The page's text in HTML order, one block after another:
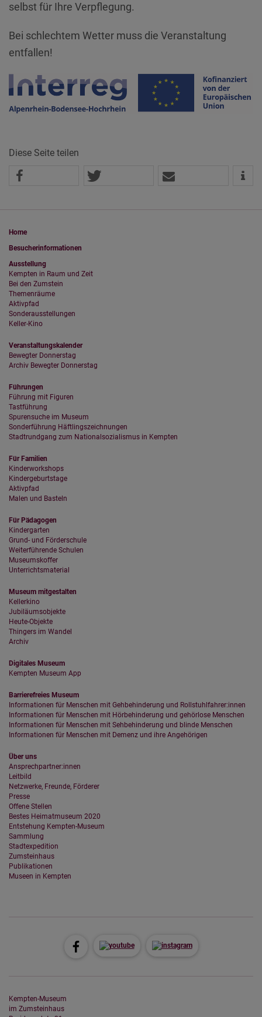
selbst für Ihre Verpflegung.
Bei schlechtem Wetter muss die Veranstaltung
entfallen!
Diese Seite teilen
Home
Besucherinformationen
Ausstellung
Kempten in Raum und Zeit
Bei den Zumstein
Themenräume
Aktivpfad
Sonderausstellungen
Keller-Kino
Veranstaltungskalender
Bewegter Donnerstag
Archiv Bewegter Donnerstag
Führungen
Führung mit Figuren
Tastführung
Spurensuche im Museum
Sonderführung Häftlingszeichnungen
Stadtrundgang zum Nationalsozialismus in Kempten
Für Familien
Kinderworkshops
Kindergeburtstage
Aktivpfad
Malen und Basteln
Für Pädagogen
Kindergarten
Grund- und Förderschule
Weiterführende Schulen
Museumskoffer
Unterrichtsmaterial
Museum mitgestalten
Kellerkino
Jubiläumsobjekte
Heute-Objekte
Thingers im Wandel
Archiv
Digitales Museum
Kempten Museum App
Barrierefreies Museum
Informationen für Menschen mit Gehbehinderung und Rollstuhlfahrer:innen
Informationen für Menschen mit Hörbehinderung und gehörlose Menschen
Informationen für Menschen mit Sehbehinderung und blinde Menschen
Informationen für Menschen mit Demenz und ihre Angehörigen
Über uns
Ansprechpartner:innen
Leitbild
Netzwerke, Freunde, Förderer
Presse
Offene Stellen
Bestes Heimatmuseum 2020
Entstehung Kempten-Museum
Sammlung
Stadtexpedition
Zumsteinhaus
Publikationen
Museen in Kempten
Kempten-Museum
im Zumsteinhaus